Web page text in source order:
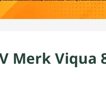
Merk Viqua